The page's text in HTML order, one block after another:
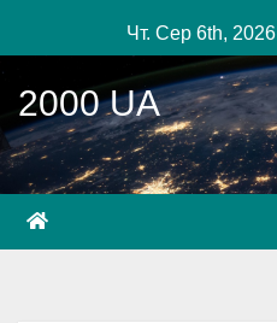
до
вмісту
Чт. Сер 6th, 2026
2000 UA